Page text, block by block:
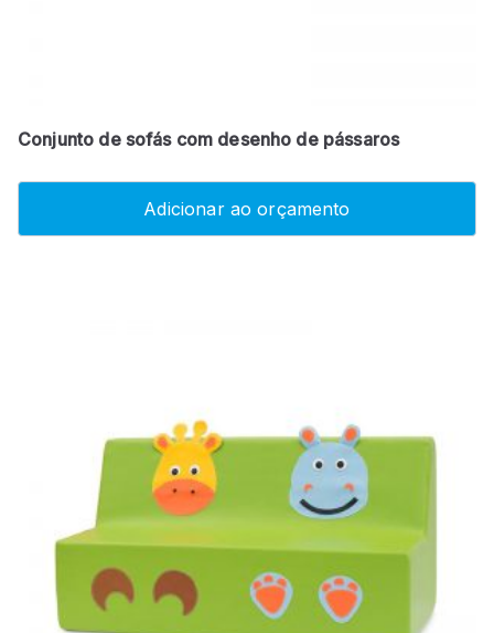
Conjunto de sofás com desenho de pássaros
Adicionar ao orçamento